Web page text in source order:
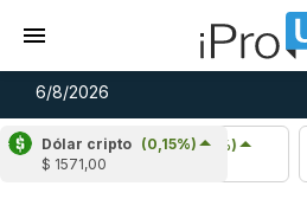
6/8/2026
Dólar cripto (0,15%)
$ 1571,00
Cardano (5,05%)
u$s 0,20